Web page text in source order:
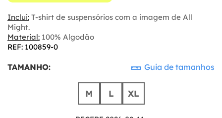
Inclui: T-shirt de suspensórios com a imagem de All
Might.
Material: 100% Algodão
REF: 100859-0
TAMANHO: Guia de tamanhos
M L XL